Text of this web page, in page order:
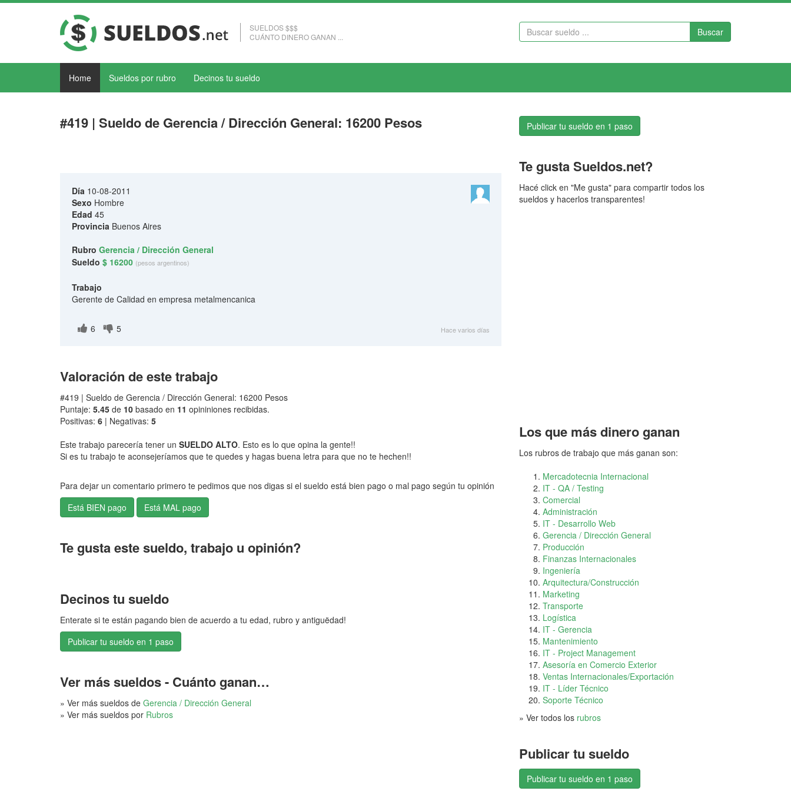
SUELDOS $$$
CUÁNTO DINERO GANAN ...
Buscar
Home Sueldos por rubro Decinos tu sueldo
#419 | Sueldo de Gerencia / Dirección General: 16200 Pesos
Día 10-08-2011
Sexo Hombre
Edad 45
Provincia Buenos Aires
Rubro Gerencia / Dirección General
Sueldo $ 16200 (pesos argentinos)
Trabajo
Gerente de Calidad en empresa metalmencanica
6 5 Hace varios días
Valoración de este trabajo
#419 | Sueldo de Gerencia / Dirección General: 16200 Pesos
Puntaje: 5.45 de 10 basado en 11 opininiones recibidas.
Positivas: 6 | Negativas: 5
Este trabajo parecería tener un SUELDO ALTO. Esto es lo que opina la gente!!
Si es tu trabajo te aconsejeríamos que te quedes y hagas buena letra para que no te hechen!!
Para dejar un comentario primero te pedimos que nos digas si el sueldo está bien pago o mal pago según tu opinión
Te gusta este sueldo, trabajo u opinión?
Decinos tu sueldo
Enterate si te están pagando bien de acuerdo a tu edad, rubro y antiguëdad!
Publicar tu sueldo en 1 paso
Ver más sueldos - Cuánto ganan…
» Ver más sueldos de Gerencia / Dirección General
» Ver más sueldos por Rubros
Publicar tu sueldo en 1 paso
Te gusta Sueldos.net?
Hacé click en "Me gusta" para compartir todos los
sueldos y hacerlos transparentes!
Los que más dinero ganan
Los rubros de trabajo que más ganan son:
Mercadotecnia Internacional
IT - QA / Testing
Comercial
Administración
IT - Desarrollo Web
Gerencia / Dirección General
Producción
Finanzas Internacionales
Ingeniería
Arquitectura/Construcción
Marketing
Transporte
Logística
IT - Gerencia
Mantenimiento
IT - Project Management
Asesoría en Comercio Exterior
Ventas Internacionales/Exportación
IT - Líder Técnico
Soporte Técnico
» Ver todos los rubros
Publicar tu sueldo
Publicar tu sueldo en 1 paso